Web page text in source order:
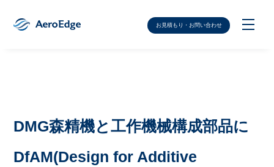
お見積もり・お問い合わせ
DMG森精機と工作機械構成部品に
DfAM(Design for Additive